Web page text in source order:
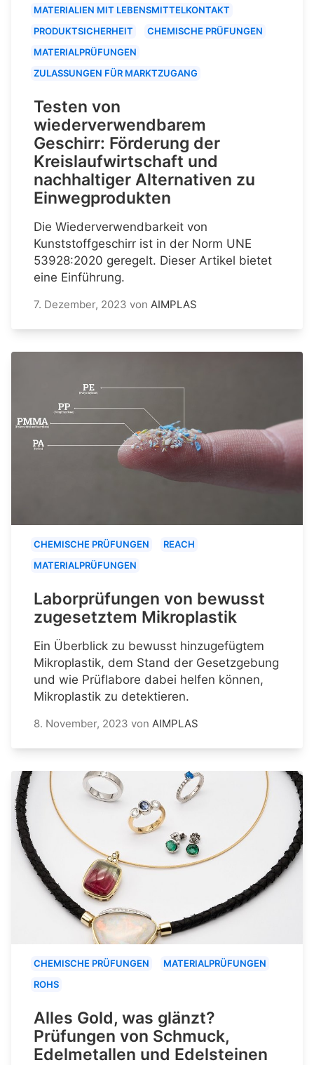
MATERIALIEN MIT LEBENSMITTELKONTAKT
PRODUKTSICHERHEIT
CHEMISCHE PRÜFUNGEN
MATERIALPRÜFUNGEN
ZULASSUNGEN FÜR MARKTZUGANG
Testen von
wiederverwendbarem
Geschirr: Förderung der
Kreislaufwirtschaft und
nachhaltiger Alternativen zu
Einwegprodukten
Die Wiederverwendbarkeit von
Kunststoffgeschirr ist in der Norm UNE
53928:2020 geregelt. Dieser Artikel bietet
eine Einführung.
7. Dezember, 2023 von AIMPLAS
CHEMISCHE PRÜFUNGEN
REACH
MATERIALPRÜFUNGEN
Laborprüfungen von bewusst
zugesetztem Mikroplastik
Ein Überblick zu bewusst hinzugefügtem
Mikroplastik, dem Stand der Gesetzgebung
und wie Prüflabore dabei helfen können,
Mikroplastik zu detektieren.
8. November, 2023 von AIMPLAS
CHEMISCHE PRÜFUNGEN
MATERIALPRÜFUNGEN
ROHS
Alles Gold, was glänzt?
Prüfungen von Schmuck,
Edelmetallen und Edelsteinen